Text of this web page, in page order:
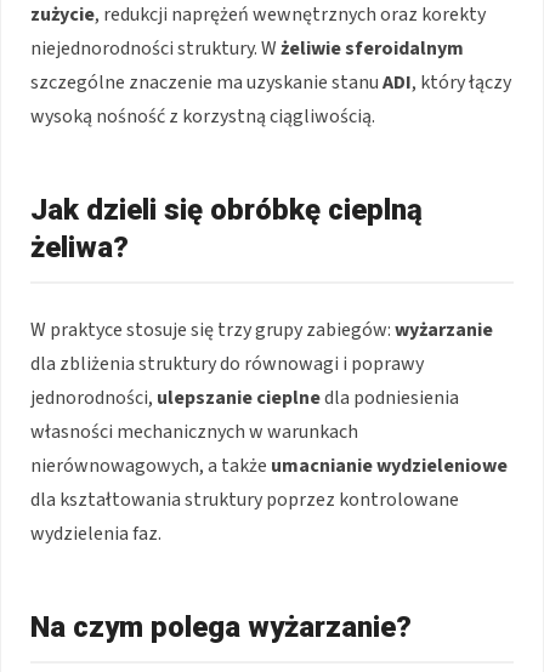
zużycie, redukcji naprężeń wewnętrznych oraz korekty
niejednorodności struktury. Wżeliwie sferoidalnym
szczególne znaczenie ma uzyskanie stanuADI, który łączy
wysoką nośność z korzystną ciągliwością.
Jak dzieli się obróbkę cieplną
żeliwa?
W praktyce stosuje się trzy grupy zabiegów:wyżarzanie
dla zbliżenia struktury do równowagi i poprawy
jednorodności, ulepszanie cieplnedla podniesienia
własności mechanicznych w warunkach
nierównowagowych, a także umacnianie wydzieleniowe
dla kształtowania struktury poprzez kontrolowane
wydzielenia faz.
Na czym polega wyżarzanie?